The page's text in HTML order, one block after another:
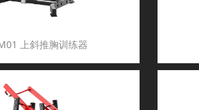
上斜推胸训练器